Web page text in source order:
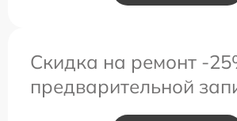
Скидка на ремонт -
предварительной